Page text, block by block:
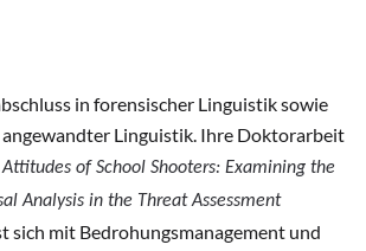
in forensischer Linguistik sowie
Linguistik. Ihre Doktorarbeit
Attitudes of School Shooters: Examining the
Analysis in the Threat Assessment
sich mit Bedrohungsmanagement und